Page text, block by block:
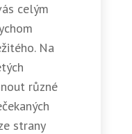
celým
Na
různé
strany